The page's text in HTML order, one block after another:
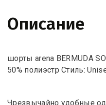
Описание
шорты arena BERMUDA
50% полиэстр Стиль:
Чрезвычайно удобные